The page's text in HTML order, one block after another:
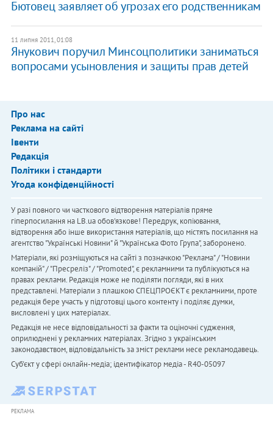
Бютовец заявляет об угрозах его родственникам
11 липня 2011, 01:08
Янукович поручил Минсоцполитики заниматься
вопросами усыновления и защиты прав детей
Про нас
Реклама на сайті
Івенти
Редакція
Політики і стандарти
Угода конфіденційності
У разі повного чи часткового відтворення матеріалів пряме
гіперпосилання на LB.ua обов'язкове! Передрук, копіювання,
відтворення або інше використання матеріалів, що містять посилання на
агентство "Українськi Новини" й "Українська Фото Група", заборонено.
Матеріали, які розміщуються на сайті з позначкою "Реклама" / "Новини
компаній" / "Пресреліз" / "Promoted", є рекламними та публікуються на
правах реклами. Редакція може не поділяти погляди, які в них
представлені. Матеріали з плашкою СПЕЦПРОЄКТ є рекламними, проте
редакція бере участь у підготовці цього контенту і поділяє думки,
висловлені у цих матеріалах.
Редакція не несе відповідальності за факти та оціночні судження,
оприлюднені у рекламних матеріалах. Згідно з українським
законодавством, відповідальність за зміст реклами несе рекламодавець.
Cуб'єкт у сфері онлайн-медіа; ідентифікатор медіа - R40-05097
РЕКЛАМА